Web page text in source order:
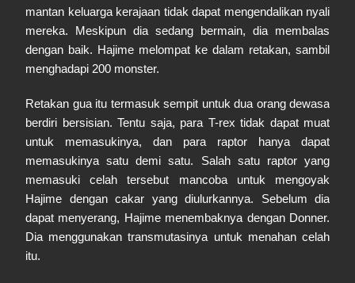
mantan keluarga kerajaan tidak dapat mengendalikan nyali
mereka. Meskipun dia sedang bermain, dia membalas
dengan baik. Hajime melompat ke dalam retakan, sambil
menghadapi 200 monster.
Retakan gua itu termasuk sempit untuk dua orang dewasa
berdiri bersisian. Tentu saja, para T-rex tidak dapat muat
untuk memasukinya, dan para raptor hanya dapat
memasukinya satu demi satu. Salah satu raptor yang
memasuki celah tersebut mancoba untuk mengoyak
Hajime dengan cakar yang diulurkannya. Sebelum dia
dapat menyerang, Hajime menembaknya dengan Donner.
Dia menggunakan transmutasinya untuk menahan celah
itu.